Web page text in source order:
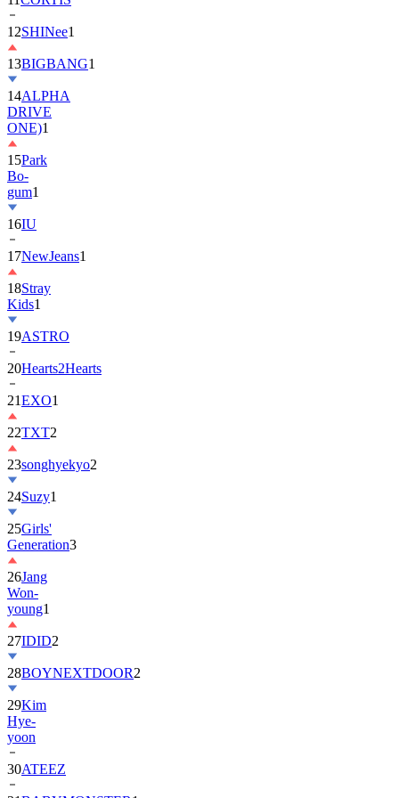
13BIGBANG
14ALPHA
DRIVE
ONE)1
15Park
Bo-
gum1
16IU
17NewJeans
18Stray
Kids
19ASTRO
20Hearts2Hearts
21EXO1
22TXT2
23songhyekyo
24Suzy1
25Girls'
Generation
26Jang
Won-
young1
27IDID
28BOYNEXTDOOR
29Kim
Hye-
yoon
30ATEEZ
31BABYMONSTER